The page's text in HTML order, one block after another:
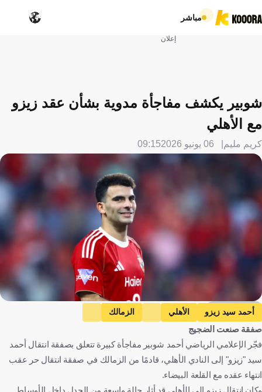
مباشر
إعلان
شوبير يكشف مفاجأة مدوية بشأن عقد زيزو
مع الأهلي
كريم مليم 06 يونيو 2026 09:15
Getty Images
أحمد سيد زيزو الأهلي
الزمالك
الدوري المصري الممتاز
كرة قدم
صفقة صنعت الضجيج
فجّر الإعلامي الرياضي أحمد شوبير مفاجأة كبيرة تتعلق بصفقة انتقال أحمد
سيد "زيزو" إلى النادي الأهلي، قادمًا من الزمالك في صفقة انتقال حر عقب
انتهاء عقده مع القلعة البيضاء.
وكان انتقال زيزو إلى الأهلي قد أثار حالة واسعة من الجدل داخل الأوساط